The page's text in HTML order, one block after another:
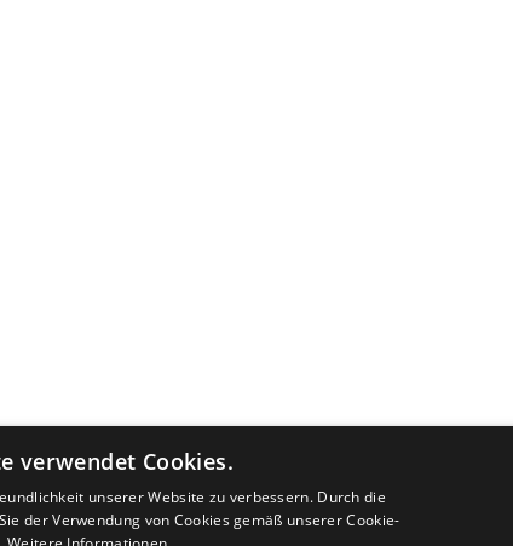
verwendet Cookies.
unserer Website zu verbessern. Durch die
der Verwendung von Cookies gemäß unserer Cookie-